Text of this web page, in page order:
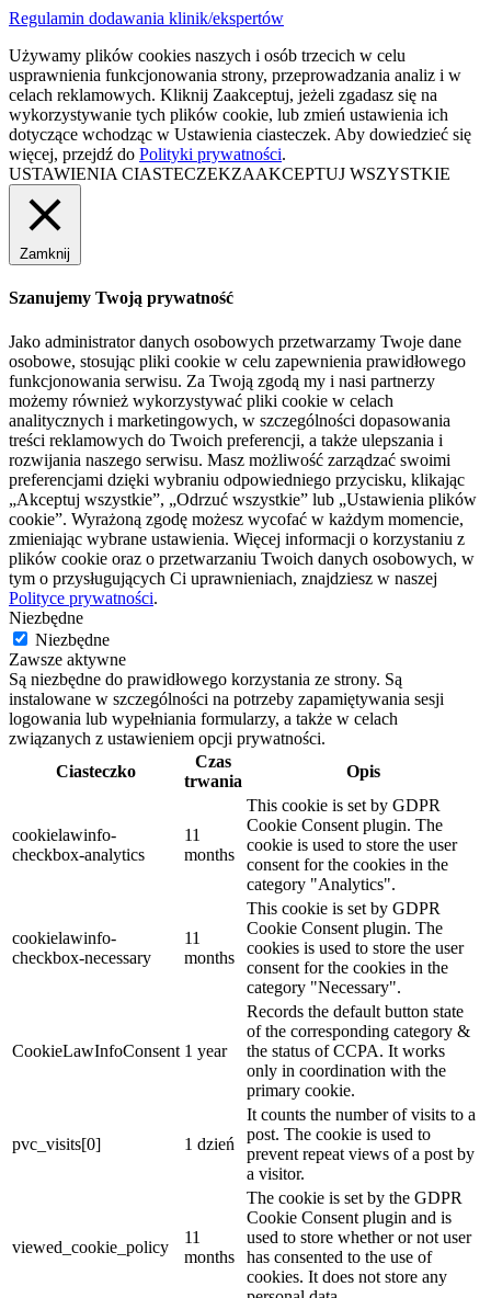
Regulamin dodawania klinik/ekspertów
Używamy plików cookies naszych i osób trzecich w celu
usprawnienia funkcjonowania strony, przeprowadzania analiz i w
celach reklamowych. Kliknij Zaakceptuj, jeżeli zgadasz się na
wykorzystywanie tych plików cookie, lub zmień ustawienia ich
dotyczące wchodząc w Ustawienia ciasteczek. Aby dowiedzieć się
więcej, przejdź do Polityki prywatności.
USTAWIENIA CIASTECZEKZAAKCEPTUJ WSZYSTKIE
Zamknij
Szanujemy Twoją prywatność
Jako administrator danych osobowych przetwarzamy Twoje dane
osobowe, stosując pliki cookie w celu zapewnienia prawidłowego
funkcjonowania serwisu. Za Twoją zgodą my i nasi partnerzy
możemy również wykorzystywać pliki cookie w celach
analitycznych i marketingowych, w szczególności dopasowania
treści reklamowych do Twoich preferencji, a także ulepszania i
rozwijania naszego serwisu. Masz możliwość zarządzać swoimi
preferencjami dzięki wybraniu odpowiedniego przycisku, klikając
„Akceptuj wszystkie”, „Odrzuć wszystkie” lub „Ustawienia plików
cookie”. Wyrażoną zgodę możesz wycofać w każdym momencie,
zmieniając wybrane ustawienia. Więcej informacji o korzystaniu z
plików cookie oraz o przetwarzaniu Twoich danych osobowych, w
tym o przysługujących Ci uprawnieniach, znajdziesz w naszej
Polityce prywatności.
Niezbędne
Niezbędne
Zawsze aktywne
Są niezbędne do prawidłowego korzystania ze strony. Są
instalowane w szczególności na potrzeby zapamiętywania sesji
logowania lub wypełniania formularzy, a także w celach
związanych z ustawieniem opcji prywatności.
Ciasteczko
Czas
trwania
Opis
cookielawinfo-
checkbox-analytics
11
months
This cookie is set by GDPR
Cookie Consent plugin. The
cookie is used to store the user
consent for the cookies in the
category "Analytics".
cookielawinfo-
checkbox-necessary
11
months
This cookie is set by GDPR
Cookie Consent plugin. The
cookies is used to store the user
consent for the cookies in the
category "Necessary".
CookieLawInfoConsent 1 year
Records the default button state
of the corresponding category &
the status of CCPA. It works
only in coordination with the
primary cookie.
pvc_visits[0] 1 dzień
It counts the number of visits to a
post. The cookie is used to
prevent repeat views of a post by
a visitor.
viewed_cookie_policy
11
months
The cookie is set by the GDPR
Cookie Consent plugin and is
used to store whether or not user
has consented to the use of
cookies. It does not store any